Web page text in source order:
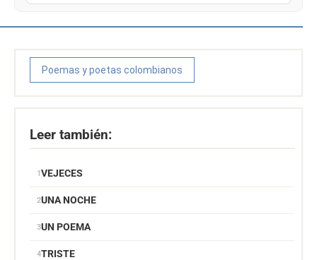
Poemas y poetas colombianos
Leer también:
VEJECES
UNA NOCHE
UN POEMA
TRISTE